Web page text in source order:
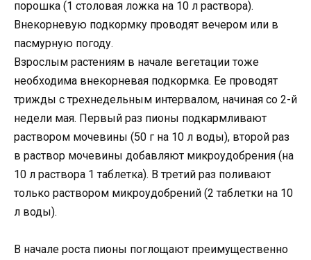
порошка (1 столовая ложка на 10 л раствора).
Внекорневую подкормку проводят вечером или в
пасмурную погоду.
Взрослым растениям в начале вегетации тоже
необходима внекорневая подкормка. Ее проводят
трижды с трехнедельным интервалом, начиная со 2-й
недели мая. Первый раз пионы подкармливают
раствором мочевины (50 г на 10 л воды), второй раз
в раствор мочевины добавляют микроудобрения (на
10 л раствора 1 таблетка). В третий раз поливают
только раствором микроудобрений (2 таблетки на 10
л воды).
В начале роста пионы поглощают преимущественно